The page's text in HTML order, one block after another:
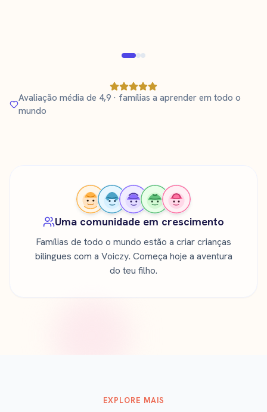
Avaliação média de 4,9 · famílias a aprender em todo o
mundo
Uma comunidade em crescimento
Famílias de todo o mundo estão a criar crianças
bilingues com a Voiczy. Começa hoje a aventura
do teu filho.
EXPLORE MAIS